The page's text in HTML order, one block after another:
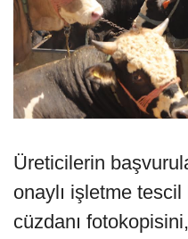
Üreticilerin
onaylı işletme
cüzdanı